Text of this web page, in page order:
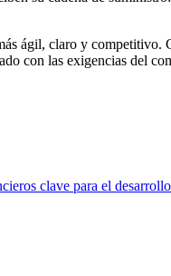
ágil, claro y competitivo.
con las exigencias del
clave para el